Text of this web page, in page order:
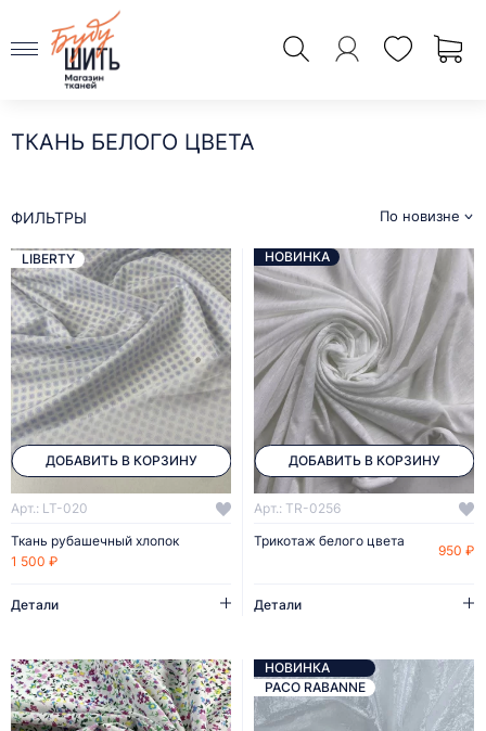
ТКАНЬ БЕЛОГО ЦВЕТА
По новизне
ФИЛЬТРЫ
ДОБАВИТЬ В КОРЗИНУ
LIBERTY
Арт.: LT-020
Ткань рубашечный хлопок
1 500 ₽
Детали
ДОБАВИТЬ В КОРЗИНУ
НОВИНКА
Арт.: TR-0256
Трикотаж белого цвета
950 ₽
Детали
НОВИНКА
PACO RABANNE